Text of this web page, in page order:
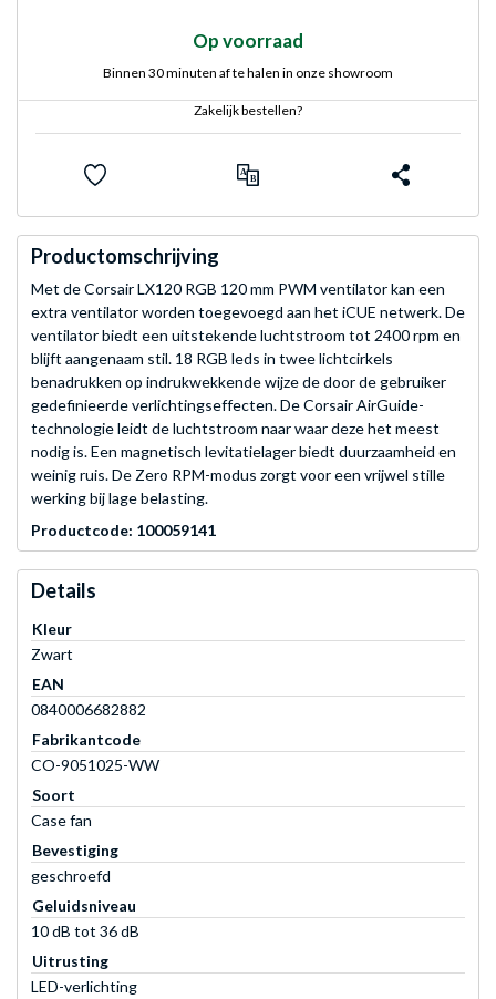
Op voorraad
Binnen 30 minuten af te halen in onze showroom
Zakelijk bestellen?
Productomschrijving
Met de Corsair LX120 RGB 120 mm PWM ventilator kan een
extra ventilator worden toegevoegd aan het iCUE netwerk. De
ventilator biedt een uitstekende luchtstroom tot 2400 rpm en
blijft aangenaam stil. 18 RGB leds in twee lichtcirkels
benadrukken op indrukwekkende wijze de door de gebruiker
gedefinieerde verlichtingseffecten. De Corsair AirGuide-
technologie leidt de luchtstroom naar waar deze het meest
nodig is. Een magnetisch levitatielager biedt duurzaamheid en
weinig ruis. De Zero RPM-modus zorgt voor een vrijwel stille
werking bij lage belasting.
Productcode: 100059141
Details
Kleur
Zwart
EAN
0840006682882
Fabrikantcode
CO-9051025-WW
Soort
Case fan
Bevestiging
geschroefd
Geluidsniveau
10 dB tot 36 dB
Uitrusting
LED-verlichting